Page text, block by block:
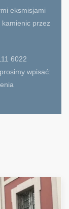
eksmisjami
przez
6022
wpisać: